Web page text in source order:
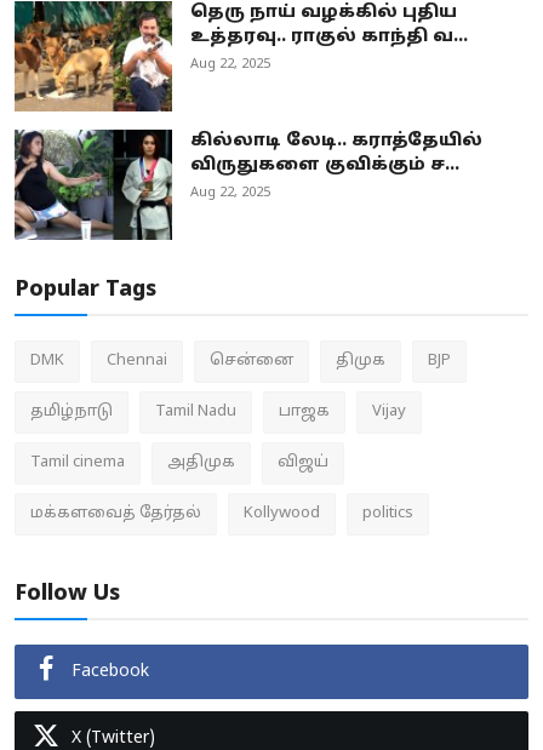
தெரு நாய் வழக்கில் புதிய
உத்தரவு.. ராகுல் காந்தி வ...
Aug 22, 2025
கில்லாடி லேடி.. கராத்தேயில்
விருதுகளை குவிக்கும் ச...
Aug 22, 2025
Popular Tags
DMK Chennai சென்னை திமுக BJP
தமிழ்நாடு Tamil Nadu பாஜக Vijay
Tamil cinema அதிமுக விஜய்
மக்களவைத் தேர்தல் Kollywood politics
Follow Us
Facebook
X (Twitter)